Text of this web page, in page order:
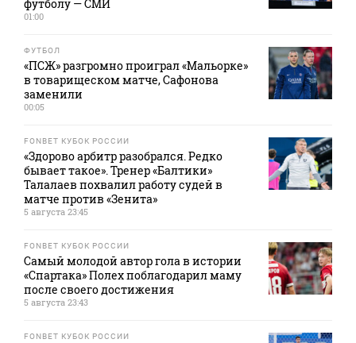
футболу — СМИ
01:00
ФУТБОЛ
«ПСЖ» разгромно проиграл «Мальорке»
в товарищеском матче, Сафонова
заменили
00:05
FONBET КУБОК РОССИИ
«Здорово арбитр разобрался. Редко
бывает такое». Тренер «Балтики»
Талалаев похвалил работу судей в
матче против «Зенита»
5 августа 23:45
FONBET КУБОК РОССИИ
Самый молодой автор гола в истории
«Спартака» Полех поблагодарил маму
после своего достижения
5 августа 23:43
FONBET КУБОК РОССИИ